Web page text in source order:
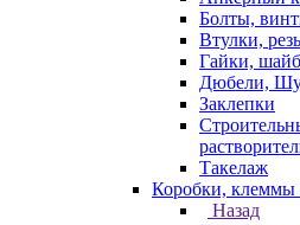
Болты,
Втулки,
Гайки,
Дюбели,
Заклепки
Такелаж
Коробки, клеммы
Назад